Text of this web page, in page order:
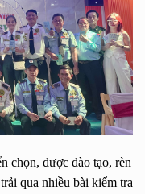
chọn, được đào tạo, rèn
qua nhiều bài kiểm tra